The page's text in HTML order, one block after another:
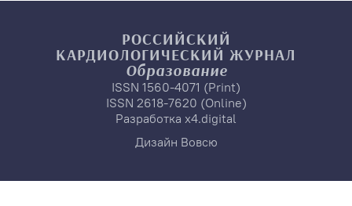
РОССИЙСКИЙ
КАРДИОЛОГИЧЕСКИЙ ЖУРНАЛ
Образование
ISSN 1560-4071 (Print)
ISSN 2618-7620 (Online)
Разработка x4.digital
Дизайн Вовсю